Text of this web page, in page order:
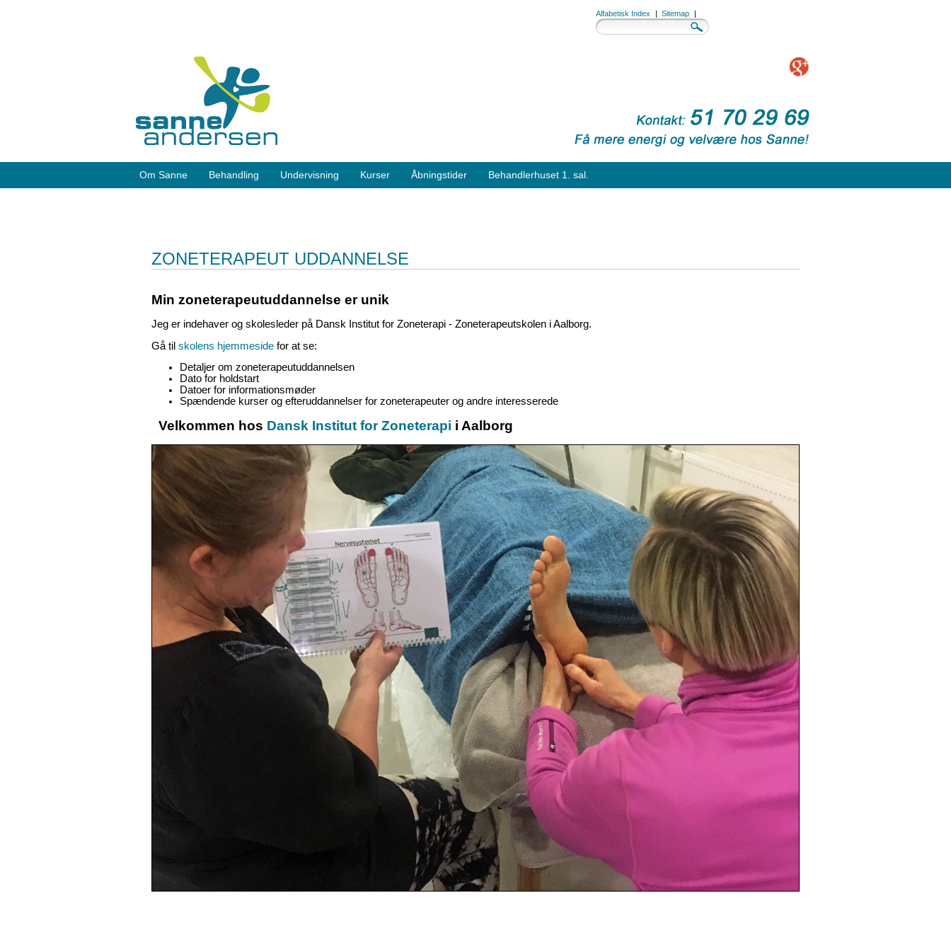
Alfabetisk Index | Sitemap |
Om Sanne Behandling Undervisning Kurser Åbningstider Behandlerhuset 1. sal.
ZONETERAPEUT UDDANNELSE
Min zoneterapeutuddannelse er unik
Jeg er indehaver og skolesleder på Dansk Institut for Zoneterapi - Zoneterapeutskolen i Aalborg.
Gå til skolens hjemmeside for at se:
Detaljer om zoneterapeutuddannelsen
Dato for holdstart
Datoer for informationsmøder
Spændende kurser og efteruddannelser for zoneterapeuter og andre interesserede
Velkommen hos Dansk Institut for Zoneterapi i Aalborg